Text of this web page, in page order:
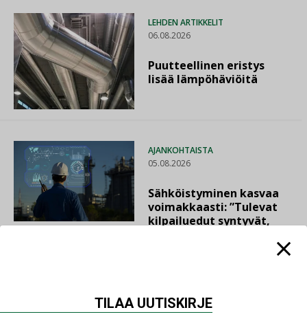
LEHDEN ARTIKKELIT
06.08.2026
Puutteellinen eristys
lisää lämpöhäviöitä
AJANKOHTAISTA
05.08.2026
Sähköistyminen kasvaa
voimakkaasti: ”Tulevat
kilpailuedut syntyvät,
TILAA UUTISKIRJE